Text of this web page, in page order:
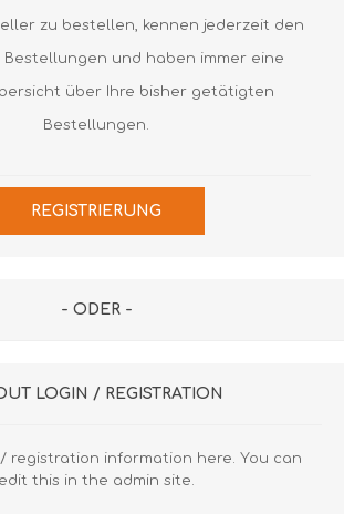
zu bestellen, kennen jederzeit den
Bestellungen und haben immer eine
über Ihre bisher getätigten
Bestellungen.
REGISTRIERUNG
- ODER -
LOGIN / REGISTRATION
registration information here. You can
edit this in the admin site.